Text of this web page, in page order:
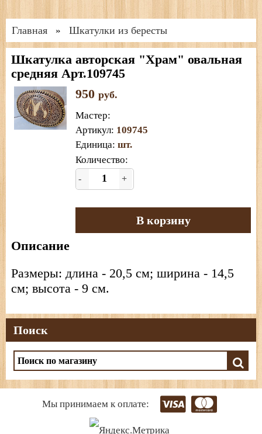
Главная » Шкатулки из бересты
Шкатулка авторская "Храм" овальная
средняя Арт.109745
950 руб.
Мастер:
Артикул: 109745
Единица: шт.
Количество:
- +
В корзину
Описание
Размеры: длина - 20,5 см; ширина - 14,5
см; высота - 9 см.
Поиск
Мы принимаем к оплате: